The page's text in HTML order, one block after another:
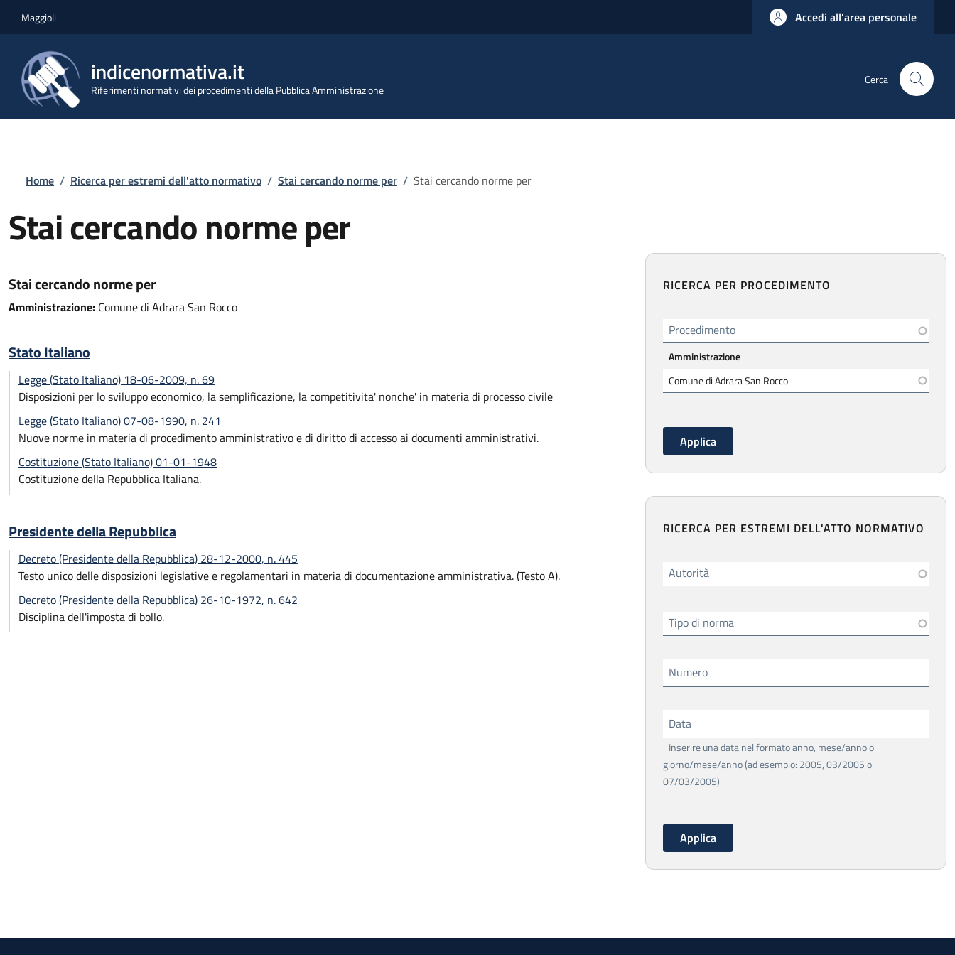
Maggioli Accedi all'area personale
indicenormativa.it
Riferimenti normativi dei procedimenti della Pubblica Amministrazione
Cerca
Briciole di pane
Home / Ricerca per estremi dell'atto normativo / Stai cercando norme per / Stai cercando norme per
Stai cercando norme per
Stai cercando norme per
Amministrazione: Comune di Adrara San Rocco
Stato Italiano
Legge (Stato Italiano) 18-06-2009, n. 69
Disposizioni per lo sviluppo economico, la semplificazione, la competitivita' nonche' in materia di processo civile
Legge (Stato Italiano) 07-08-1990, n. 241
Nuove norme in materia di procedimento amministrativo e di diritto di accesso ai documenti amministrativi.
Costituzione (Stato Italiano) 01-01-1948
Costituzione della Repubblica Italiana.
Presidente della Repubblica
Decreto (Presidente della Repubblica) 28-12-2000, n. 445
Testo unico delle disposizioni legislative e regolamentari in materia di documentazione amministrativa. (Testo A).
Decreto (Presidente della Repubblica) 26-10-1972, n. 642
Disciplina dell'imposta di bollo.
RICERCA PER PROCEDIMENTO
Procedimento
Amministrazione
RICERCA PER ESTREMI DELL'ATTO NORMATIVO
Autorità
Tipo di norma
Numero
Data
Inserire una data nel formato anno, mese/anno o
giorno/mese/anno (ad esempio: 2005, 03/2005 o
07/03/2005)